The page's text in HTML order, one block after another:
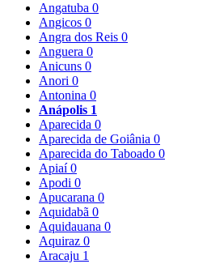
Angatuba 0
Angicos 0
Angra dos Reis 0
Anguera 0
Anicuns 0
Anori 0
Antonina 0
Anápolis 1
Aparecida 0
Aparecida de Goiânia 0
Aparecida do Taboado 0
Apiaí0
Apodi 0
Apucarana 0
Aquidabã 0
Aquidauana 0
Aquiraz 0
Aracaju 1